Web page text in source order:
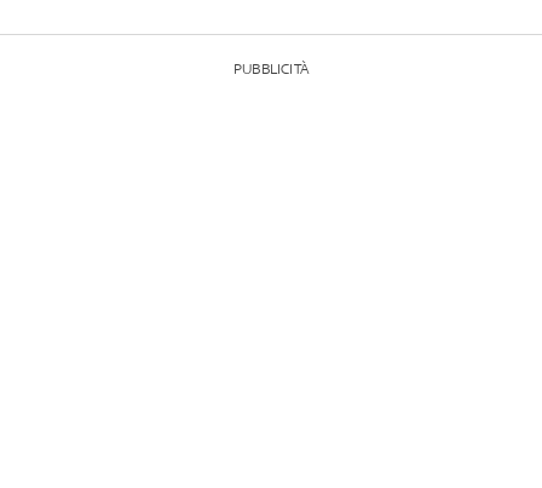
PUBBLICITÀ